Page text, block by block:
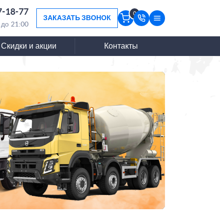
18-77
21:00
ЗАКАЗАТЬ ЗВОНОК
0
Скидки и акции Контакты